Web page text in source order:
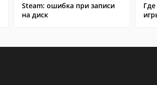
Steam: ошибка при записи
на диск